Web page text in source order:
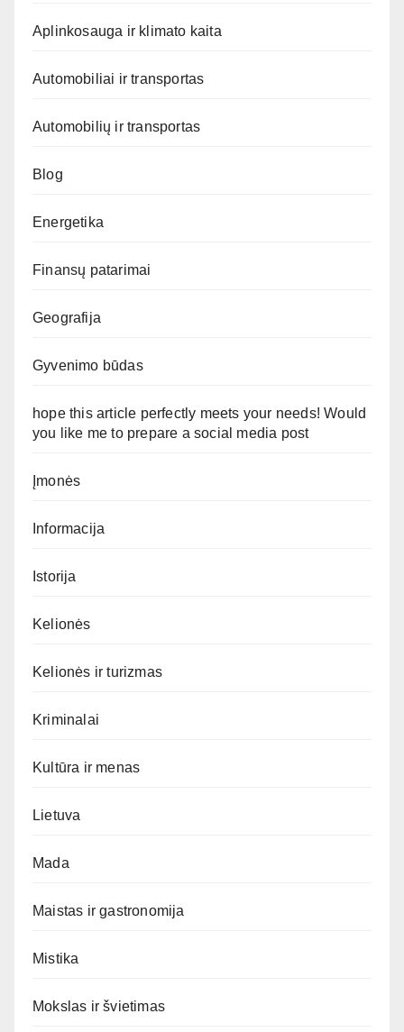
Aplinkosauga ir klimato kaita
Automobiliai ir transportas
Automobilių ir transportas
Blog
Energetika
Finansų patarimai
Geografija
Gyvenimo būdas
hope this article perfectly meets your needs! Would
you like me to prepare a social media post
Įmonės
Informacija
Istorija
Kelionės
Kelionės ir turizmas
Kriminalai
Kultūra ir menas
Lietuva
Mada
Maistas ir gastronomija
Mistika
Mokslas ir švietimas